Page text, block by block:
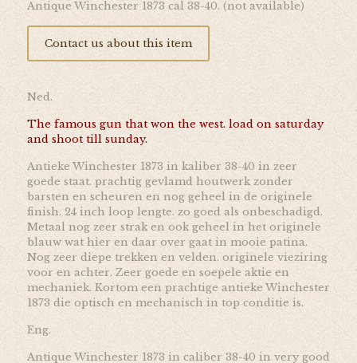
Antique Winchester 1873 cal 38-40. (not available)
Contact us about this item
Ned.
The famous gun that won the west. load on saturday
and shoot till sunday.
Antieke Winchester 1873 in kaliber 38-40 in zeer
goede staat. prachtig gevlamd houtwerk zonder
barsten en scheuren en nog geheel in de originele
finish. 24 inch loop lengte. zo goed als onbeschadigd.
Metaal nog zeer strak en ook geheel in het originele
blauw wat hier en daar over gaat in mooie patina.
Nog zeer diepe trekken en velden. originele vieziring
voor en achter. Zeer goede en soepele aktie en
mechaniek. Kortom een prachtige antieke Winchester
1873 die optisch en mechanisch in top conditie is.
Eng.
Antique Winchester 1873 in caliber 38-40 in very good